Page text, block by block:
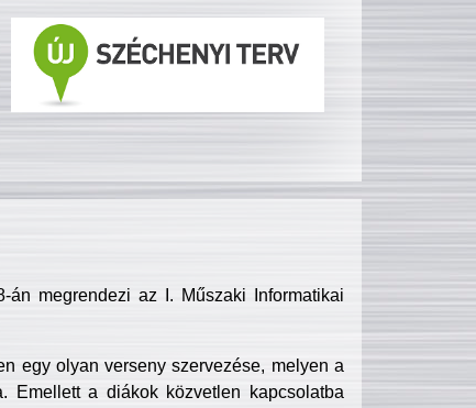
án megrendezi az I. Műszaki Informatikai
egy olyan verseny szervezése, melyen a
Emellett a diákok közvetlen kapcsolatba